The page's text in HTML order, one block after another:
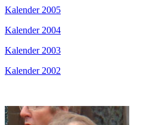
Kalender 2005
Kalender 2004
Kalender 2003
Kalender 2002